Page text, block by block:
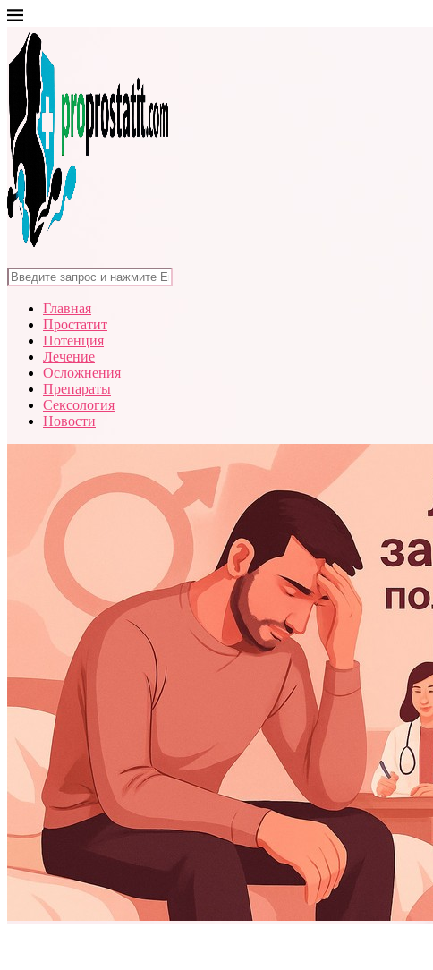
Главная
Простатит
Потенция
Лечение
Осложнения
Препараты
Сексология
Новости